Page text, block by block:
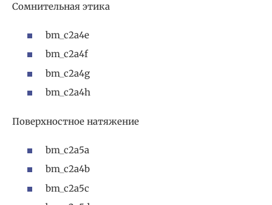
Сомнительная этика
bm_c2a4e
bm_c2a4f
bm_c2a4g
bm_c2a4h
Поверхностное натяжение
bm_c2a5a
bm_c2a4b
bm_c2a5c